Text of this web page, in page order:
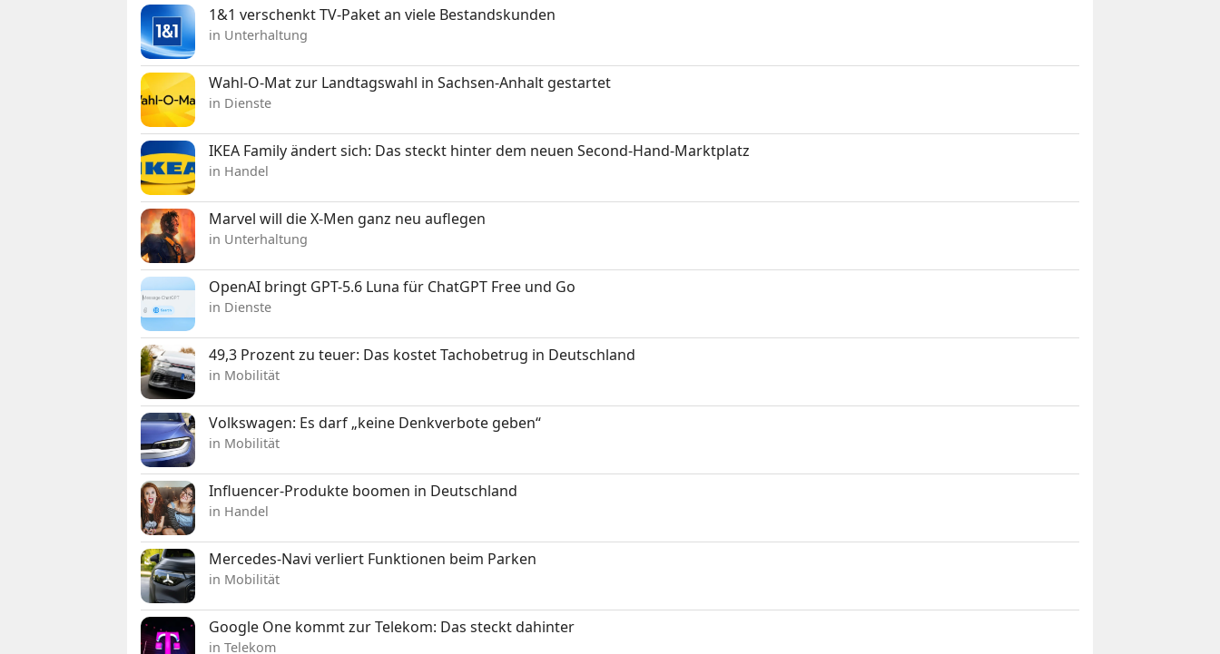
1&1 verschenkt TV-Paket an viele Bestandskunden
in Unterhaltung
Wahl-O-Mat zur Landtagswahl in Sachsen-Anhalt gestartet
in Dienste
IKEA Family ändert sich: Das steckt hinter dem neuen Second-Hand-Marktplatz
in Handel
Marvel will die X-Men ganz neu auflegen
in Unterhaltung
OpenAI bringt GPT-5.6 Luna für ChatGPT Free und Go
in Dienste
49,3 Prozent zu teuer: Das kostet Tachobetrug in Deutschland
in Mobilität
Volkswagen: Es darf „keine Denkverbote geben“
in Mobilität
Influencer-Produkte boomen in Deutschland
in Handel
Mercedes-Navi verliert Funktionen beim Parken
in Mobilität
Google One kommt zur Telekom: Das steckt dahinter
in Telekom